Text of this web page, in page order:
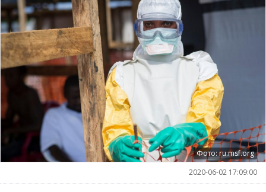
Фото: ru.msf.org
2020-06-02 17:09:00